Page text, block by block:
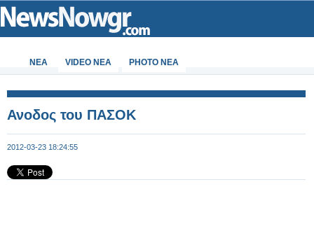
ΝΕΑ VIDEO NEA PHOTO NEA
Ανοδος του ΠΑΣΟΚ
2012-03-23 18:24:55